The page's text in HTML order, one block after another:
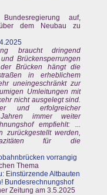
auf,
dem Neubau zu
braucht dringend
Brückensperrungen
Brücken hängt die
in erheblichem
uneingeschränkt zur
Umleitungen mit
nicht ausgelegt sind.
und erfolgreicher
immer weiter
empfiehlt: ...
zurückgestellt werden,
für die
vorrangig
Thema
Einstürzende Altbauten
Bundesrechnungshof
Zeitung am 3.5.2025